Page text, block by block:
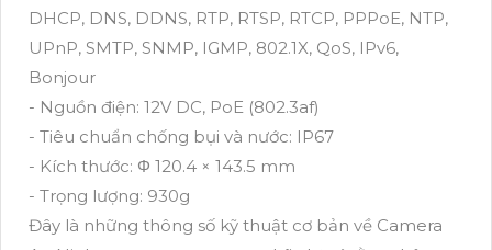
DHCP, DNS, DDNS, RTP, RTSP, RTCP, PPPoE, NTP,
UPnP, SMTP, SNMP, IGMP, 802.1X, QoS, IPv6,
Bonjour
- Nguồn điện: 12V DC, PoE (802.3af)
- Tiêu chuẩn chống bụi và nước: IP67
- Kích thước: Φ 120.4 × 143.5 mm
- Trọng lượng: 930g
Đây là những thông số kỹ thuật cơ bản về Camera